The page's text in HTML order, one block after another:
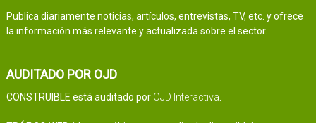
Publica diariamente noticias, artículos, entrevistas, TV, etc. y ofrece
la información más relevante y actualizada sobre el sector.
AUDITADO POR OJD
CONSTRUIBLE está auditado por OJD Interactiva.